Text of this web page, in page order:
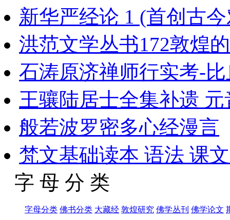
新华严经论 1 (首创古
洪范文学丛书172敦煌
石涛原济禅师行实考-
王骧陆居士全集补遗
般若波罗密多心经漫言
梵文基础读本 语法 课
字 母 分 类
字母分类 佛书分类 大藏经 敦煌研究 佛学丛刊 佛学论文